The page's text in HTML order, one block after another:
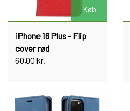
Køb
iPhone 16 Plus - Flip
cover rød
60,00 kr.